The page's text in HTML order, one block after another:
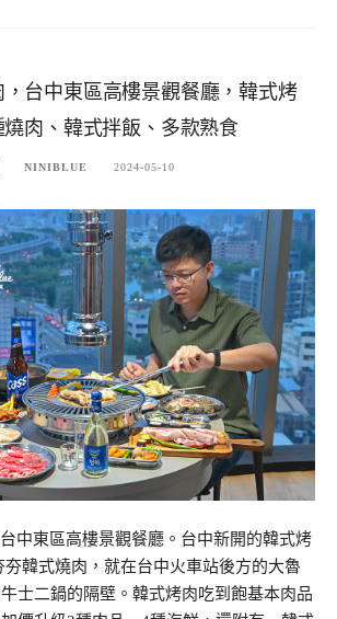
台中東區高樓景觀餐廳，韓式烤
燒肉、韓式拌飯、多款熟食
NINIBLUE 2024-05-10
中東區高樓景觀餐廳。台中新開的韓式烤
夯韓式燒肉，就在台中火車站後方的大魯
士二鍋的隔壁。韓式烤肉吃到飽基本肉品